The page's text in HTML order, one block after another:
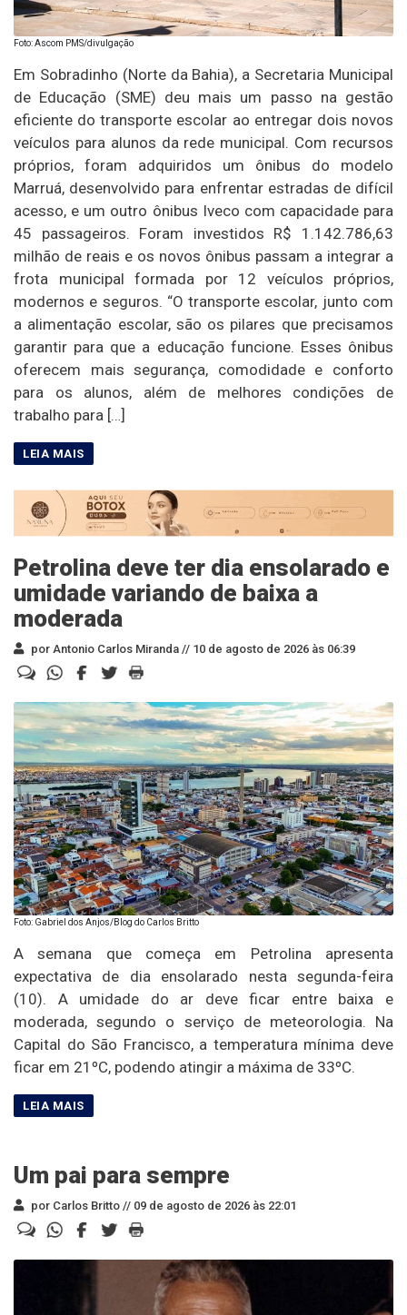
Foto: Ascom PMS/divulgação
Em Sobradinho (Norte da Bahia), a Secretaria Municipal
de Educação (SME) deu mais um passo na gestão
eficiente do transporte escolar ao entregar dois novos
veículos para alunos da rede municipal. Com recursos
próprios, foram adquiridos um ônibus do modelo
Marruá, desenvolvido para enfrentar estradas de difícil
acesso, e um outro ônibus Iveco com capacidade para
45 passageiros. Foram investidos R$ 1.142.786,63
milhão de reais e os novos ônibus passam a integrar a
frota municipal formada por 12 veículos próprios,
modernos e seguros. “O transporte escolar, junto com
a alimentação escolar, são os pilares que precisamos
garantir para que a educação funcione. Esses ônibus
oferecem mais segurança, comodidade e conforto
para os alunos, além de melhores condições de
trabalho para […]
Petrolina deve ter dia ensolarado e
umidade variando de baixa a
moderada
por Antonio Carlos Miranda // 10 de agosto de 2026 às 06:39
Foto: Gabriel dos Anjos/Blog do Carlos Britto
A semana que começa em Petrolina apresenta
expectativa de dia ensolarado nesta segunda-feira
(10). A umidade do ar deve ficar entre baixa e
moderada, segundo o serviço de meteorologia. Na
Capital do São Francisco, a temperatura mínima deve
ficar em 21ºC, podendo atingir a máxima de 33ºC.
Um pai para sempre
por Carlos Britto // 09 de agosto de 2026 às 22:01